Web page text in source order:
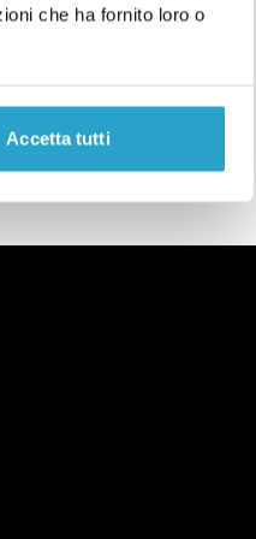
che ha fornito loro o
Accetta tutti